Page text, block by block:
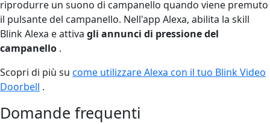
riprodurre un suono di campanello quando viene premuto
il pulsante del campanello. Nell'app Alexa, abilita la skill
Blink Alexa e attiva gli annunci di pressione del
campanello .
Scopri di più su come utilizzare Alexa con il tuo Blink Video
Doorbell .
Domande frequenti